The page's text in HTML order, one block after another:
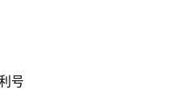
号